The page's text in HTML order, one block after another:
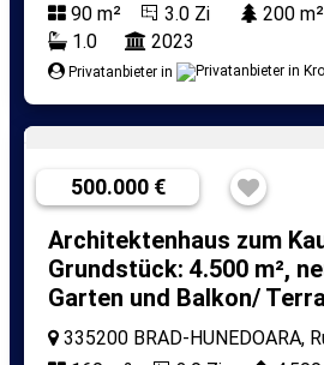
90 m² 3.0 Zi 200 m²
1.0
2023
Privatanbieter in
500.000 €
Architektenhaus zum
Grundstück: 4.500 m²,
Garten und Balkon/
335200 BRAD-HUNEDOARA,